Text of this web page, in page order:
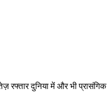
दुनिया में और भी प्रासंगिक